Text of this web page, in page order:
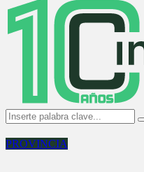
Menu
Search
for:
PROVINCIA